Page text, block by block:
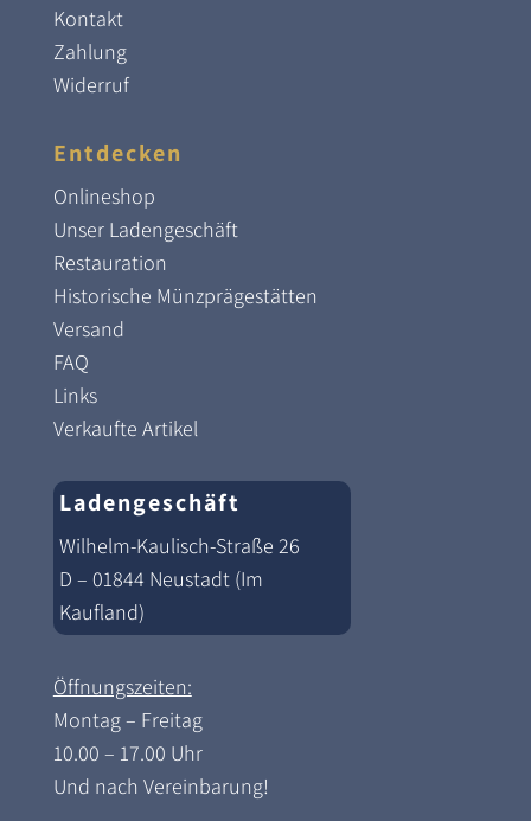
Kontakt
Zahlung
Widerruf
Entdecken
Onlineshop
Unser Ladengeschäft
Restauration
Historische Münzprägestätten
Versand
FAQ
Links
Verkaufte Artikel
Ladengeschäft
Wilhelm-Kaulisch-Straße 26
D – 01844 Neustadt (Im
Kaufland)
Öffnungszeiten:
Montag – Freitag
10.00 – 17.00 Uhr
Und nach Vereinbarung!